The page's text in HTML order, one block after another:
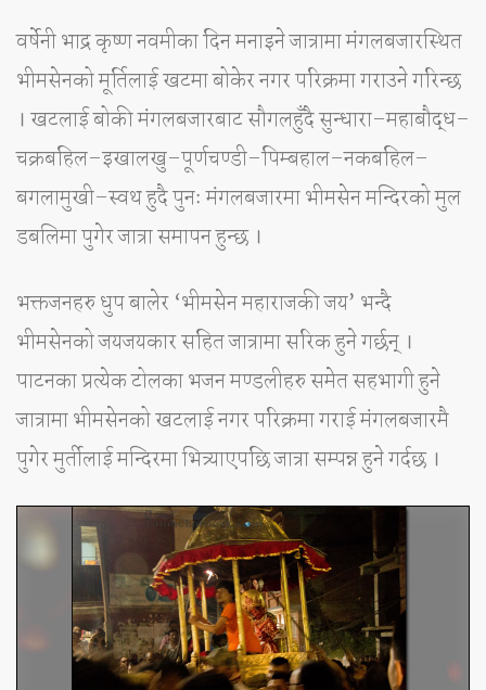
वर्षेनी भाद्र कृष्ण नवमीका दिन मनाइने जात्रामा मंगलबजारस्थित
भीमसेनको मूर्तिलाई खटमा बोकेर नगर परिक्रमा गराउने गरिन्छ
। खटलाई बोकी मंगलबजारबाट सौगलहुँदै सुन्धारा–महाबौद्ध–
चक्रबहिल–इखालखु–पूर्णचण्डी–पिम्बहाल–नकबहिल–
बगलामुखी–स्वथ हुदै पुनः मंगलबजारमा भीमसेन मन्दिरको मुल
डबलिमा पुगेर जात्रा समापन हुन्छ ।
भक्तजनहरु धुप बालेर ‘भीमसेन महाराजकी जय’ भन्दै
भीमसेनको जयजयकार सहित जात्रामा सरिक हुने गर्छन् ।
पाटनका प्रत्येक टोलका भजन मण्डलीहरु समेत सहभागी हुने
जात्रामा भीमसेनको खटलाई नगर परिक्रमा गराई मंगलबजारमै
पुगेर मुर्तीलाई मन्दिरमा भित्र्याएपछि जात्रा सम्पन्न हुने गर्दछ ।